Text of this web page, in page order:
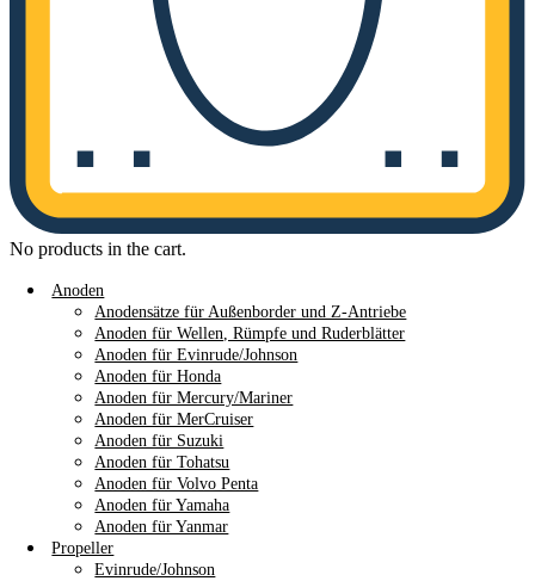
No products in the cart.
Anoden
Anodensätze für Außenborder und Z-Antriebe
Anoden für Wellen, Rümpfe und Ruderblätter
Anoden für Evinrude/Johnson
Anoden für Honda
Anoden für Mercury/Mariner
Anoden für MerCruiser
Anoden für Suzuki
Anoden für Tohatsu
Anoden für Volvo Penta
Anoden für Yamaha
Anoden für Yanmar
Propeller
Evinrude/Johnson